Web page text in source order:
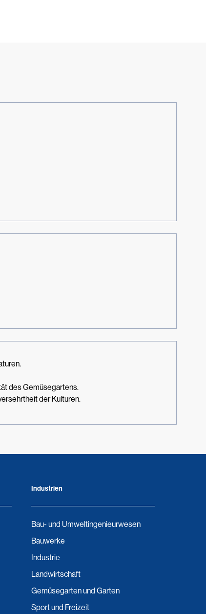
des Gemüsegartens.
der Kulturen.
Industrien
Bau- und Umweltingenieurwesen
Bauwerke
Industrie
Landwirtschaft
Gemüsegarten und Garten
Sport und Freizeit